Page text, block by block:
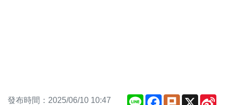
發布時間：2025/06/10 10:47
Line Facebook
Plurk X